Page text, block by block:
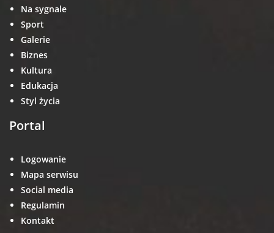
Na sygnale
Sport
Galerie
Biznes
Kultura
Edukacja
Styl życia
Portal
Logowanie
Mapa serwisu
Social media
Regulamin
Kontakt